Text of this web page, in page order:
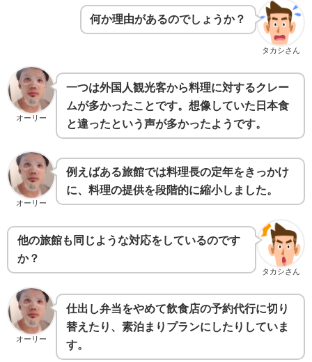
タカシさん
何か理由があるのでしょうか？
オーリー
一つは外国人観光客から料理に対するクレー
ムが多かったことです。想像していた日本食
と違ったという声が多かったようです。
オーリー
例えばある旅館では料理長の定年をきっかけ
に、料理の提供を段階的に縮小しました。
タカシさん
他の旅館も同じような対応をしているのです
か？
オーリー
仕出し弁当をやめて飲食店の予約代行に切り
替えたり、素泊まりプランにしたりしていま
す。